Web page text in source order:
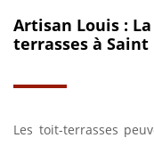
Artisan Louis :
terrasses à Saint
Les toit-terrasses